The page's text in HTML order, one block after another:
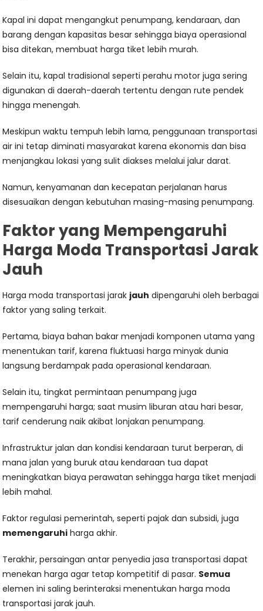
Kapal ini dapat mengangkut penumpang, kendaraan, dan
barang dengan kapasitas besar sehingga biaya operasional
bisa ditekan, membuat harga tiket lebih murah.
Selain itu, kapal tradisional seperti perahu motor juga sering
digunakan di daerah-daerah tertentu dengan rute pendek
hingga menengah.
Meskipun waktu tempuh lebih lama, penggunaan transportasi
air ini tetap diminati masyarakat karena ekonomis dan bisa
menjangkau lokasi yang sulit diakses melalui jalur darat.
Namun, kenyamanan dan kecepatan perjalanan harus
disesuaikan dengan kebutuhan masing-masing penumpang.
Faktor yang Mempengaruhi
Harga Moda Transportasi Jarak
Jauh
Harga moda transportasi jarak jauh dipengaruhi oleh berbagai
faktor yang saling terkait.
Pertama, biaya bahan bakar menjadi komponen utama yang
menentukan tarif, karena fluktuasi harga minyak dunia
langsung berdampak pada operasional kendaraan.
Selain itu, tingkat permintaan penumpang juga
mempengaruhi harga; saat musim liburan atau hari besar,
tarif cenderung naik akibat lonjakan penumpang.
Infrastruktur jalan dan kondisi kendaraan turut berperan, di
mana jalan yang buruk atau kendaraan tua dapat
meningkatkan biaya perawatan sehingga harga tiket menjadi
lebih mahal.
Faktor regulasi pemerintah, seperti pajak dan subsidi, juga
memengaruhi harga akhir.
Terakhir, persaingan antar penyedia jasa transportasi dapat
menekan harga agar tetap kompetitif di pasar. Semua
elemen ini saling berinteraksi menentukan harga moda
transportasi jarak jauh.